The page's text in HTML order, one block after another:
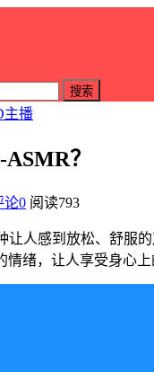
搜索
主播
？
论0 阅读793
让人感到放松、舒服
情绪，让人享受身心上